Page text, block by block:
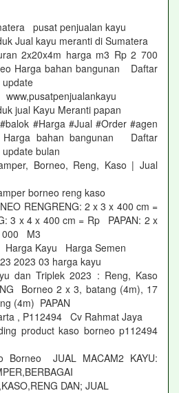
pusat penjualan kayu
Jual kayu meranti di Sumatera
2x20x4m harga m3 Rp 2 700
Harga bahan bangunan Daftar
update
jual Kayu Meranti papan
#Harga #Jual #Order #agen
bahan bangunan Daftar
bulan
Borneo, Reng, Kaso | Jual
borneo reng kaso
RENGRENG: 2 x 3 x 400 cm =
3 x 4 x 400 cm = Rp PAPAN: 2 x
000 M3
Harga Kayu Harga Semen
2023 03 harga kayu
dan Triplek 2023 : Reng, Kaso
Borneo 2 x 3, batang (4m), 17
(4m) PAPAN
, P112494 Cv Rahmat Jaya
product kaso borneo p112494
Borneo JUAL MACAM2 KAYU:
DAN; JUAL